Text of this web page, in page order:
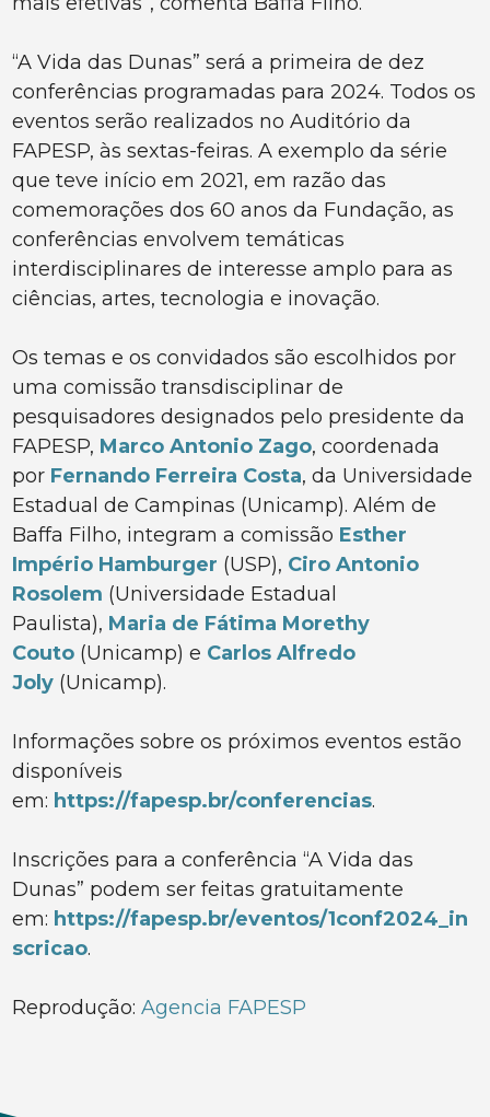
“A Vida das Dunas” será a primeira de dez
conferências programadas para 2024. Todos os
eventos serão realizados no Auditório da
FAPESP, às sextas-feiras. A exemplo da série
que teve início em 2021, em razão das
comemorações dos 60 anos da Fundação, as
conferências envolvem temáticas
interdisciplinares de interesse amplo para as
ciências, artes, tecnologia e inovação.
Os temas e os convidados são escolhidos por
uma comissão transdisciplinar de
pesquisadores designados pelo presidente da
FAPESP, Marco Antonio Zago, coordenada
por Fernando Ferreira Costa, da Universidade
Estadual de Campinas (Unicamp). Além de
Baffa Filho, integram a comissão Esther
Império Hamburger (USP), Ciro Antonio
Rosolem (Universidade Estadual
Paulista), Maria de Fátima Morethy
Couto (Unicamp) e Carlos Alfredo
Joly (Unicamp).
Informações sobre os próximos eventos estão
disponíveis
em: https://fapesp.br/conferencias.
Inscrições para a conferência “A Vida das
Dunas” podem ser feitas gratuitamente
em: https://fapesp.br/eventos/1conf2024_in
scricao.
Reprodução:Agencia FAPESP